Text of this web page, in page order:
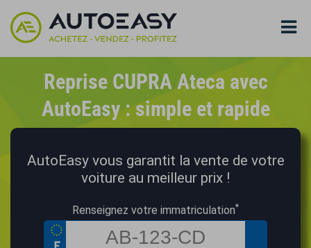
Reprise CUPRA Ateca avec
AutoEasy : simple et rapide
AutoEasy vous garantit la vente de votre
voiture au meilleur prix !
Renseignez votre immatriculation*